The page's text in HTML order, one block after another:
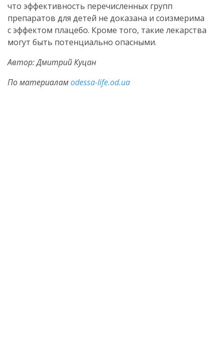
что эффективность перечисленных групп
препаратов для детей не доказана и соизмерима
с эффектом плацебо. Кроме того, такие лекарства
могут быть потенциально опасными.
Автор: Дмитрий Куцан
По материаламodessa-life.od.ua